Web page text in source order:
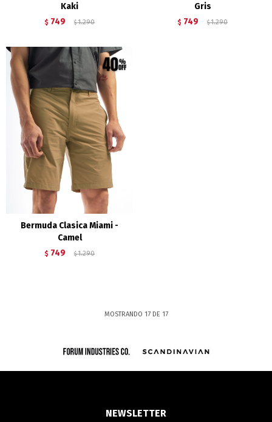
Kaki
$ 749 $ 1.290
Gris
$ 749 $ 1.290
Bermuda Clasica Miami -
Camel
$ 749 $ 1.290
MOSTRANDO 17DE 17
NEWSLETTER